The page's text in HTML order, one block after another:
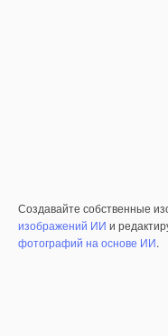
Создавайте собственные
изображений ИИ и
фотографий на основе ИИ.